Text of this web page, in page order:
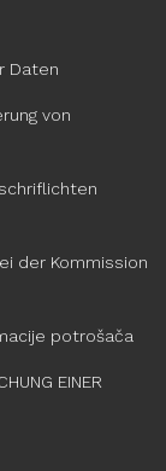
Daten
von
der Kommission
potrošača
EINER